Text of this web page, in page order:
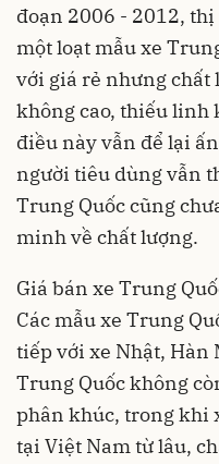
đoạn 2006 - 2012,
một loạt mẫu xe
với giá rẻ nhưng chất
không cao, thiếu
điều này vẫn để lại
người tiêu dùng vẫn
Trung Quốc cũng
minh về chất lượng.
Giá bán xe Trung
Các mẫu xe Trung
tiếp với xe Nhật, Hàn
Trung Quốc không
phân khúc, trong khi
tại Việt Nam từ lâu,